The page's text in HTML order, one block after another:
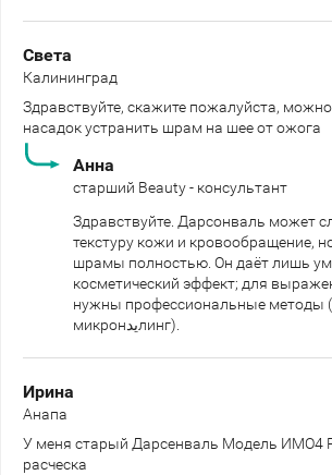
Света
Калининград
Здравствуйте, скажите пожалуйста,
насадок устранить шрам на шее от ожога
Анна
старший Beauty - консультант
Здравствуйте. Дарсонваль может
текстуру кожи и кровообращение,
шрамы полностью. Он даёт лишь
косметический эффект; для
нужны профессиональные методы
микронيدлинг).
Ирина
Анапа
У меня старый Дарсенваль Модель ИМО4
расческа